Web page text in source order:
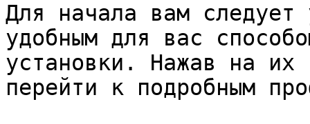
Для начала вам следует
удобным для вас
установки. Нажав на их
перейти к подробным